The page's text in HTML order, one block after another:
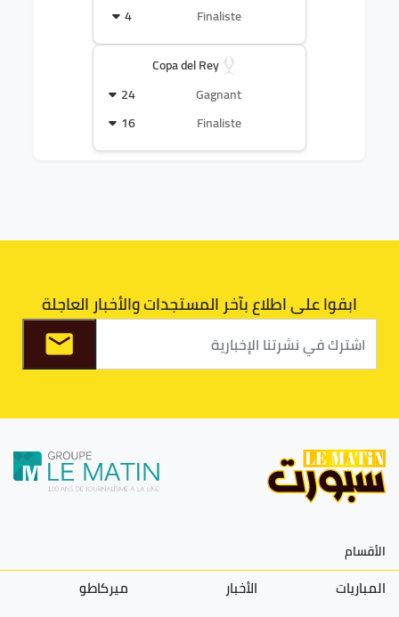
Finaliste
4
Copa del Rey
Gagnant
24
Finaliste
16
ابقوا على اطلاع بآخر المستجدات والأخبار العاجلة
الأقسام
المباريات الأخبار
ميركاطو